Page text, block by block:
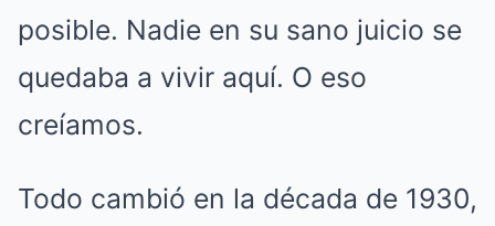
posible. Nadie en su sano juicio se
quedaba a vivir aquí. O eso
creíamos.
Todo cambió en la década de 1930,